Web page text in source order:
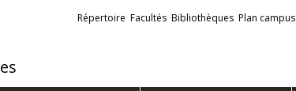
Liens
externes
Répertoire Facultés Bibliothèques Plan campus